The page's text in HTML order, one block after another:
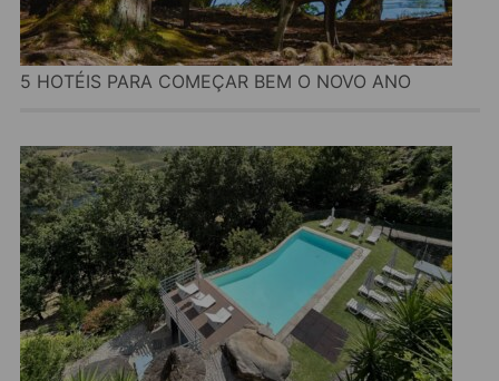
5 HOTÉIS PARA COMEÇAR BEM O NOVO ANO